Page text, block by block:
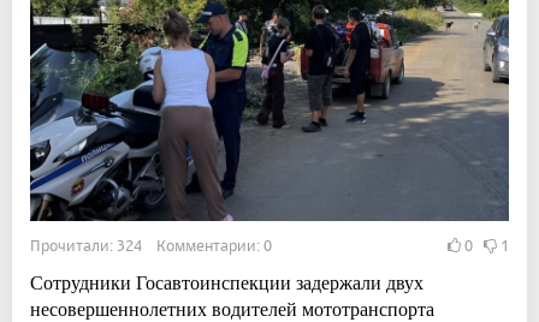
Прочитали: 324 Комментарии: 0 0 1
Сотрудники Госавтоинспекции задержали двух
несовершеннолетних водителей мототранспорта